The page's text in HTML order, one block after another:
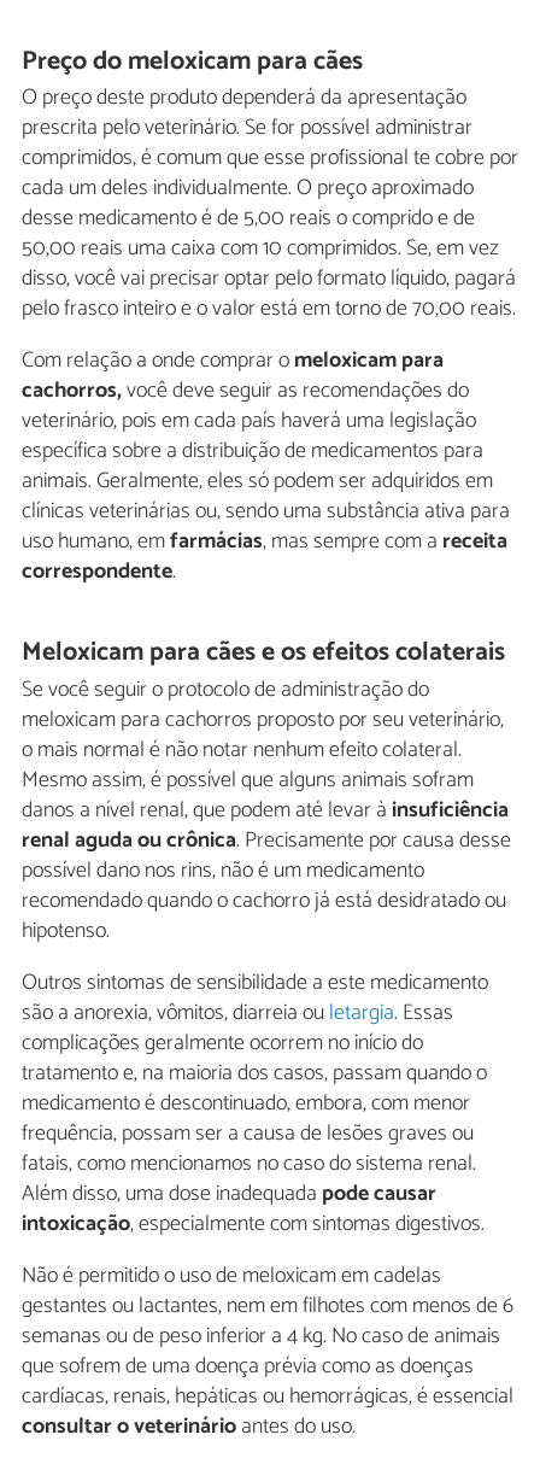
Preço do meloxicam para cães
O preço deste produto dependerá da apresentação
prescrita pelo veterinário. Se for possível administrar
comprimidos, é comum que esse profissional te cobre por
cada um deles individualmente. O preço aproximado
desse medicamento é de 5,00 reais o comprido e de
50,00 reais uma caixa com 10 comprimidos. Se, em vez
disso, você vai precisar optar pelo formato líquido, pagará
pelo frasco inteiro e o valor está em torno de 70,00 reais.
Com relação a onde comprar omeloxicam para
cachorros,você deve seguir as recomendações do
veterinário, pois em cada país haverá uma legislação
específica sobre a distribuição de medicamentos para
animais. Geralmente, eles só podem ser adquiridos em
clínicas veterinárias ou, sendo uma substância ativa para
uso humano, emfarmácias, mas sempre com a receita
correspondente.
Meloxicam para cães e os efeitos colaterais
Se você seguir o protocolo de administração do
meloxicam para cachorros proposto por seu veterinário,
o mais normal é não notar nenhum efeito colateral.
Mesmo assim, é possível que alguns animais sofram
danos a nível renal, que podem até levar à insuficiência
renal aguda ou crônica. Precisamente por causa desse
possível dano nos rins, não é um medicamento
recomendado quando o cachorro já está desidratado ou
hipotenso.
Outros sintomas de sensibilidade a este medicamento
são a anorexia, vômitos, diarreia ouletargia. Essas
complicações geralmente ocorrem no início do
tratamento e, na maioria dos casos, passam quando o
medicamento é descontinuado, embora, com menor
frequência, possam ser a causa de lesões graves ou
fatais, como mencionamos no caso do sistema renal.
Além disso, uma dose inadequada pode causar
intoxicação, especialmente com sintomas digestivos.
Não é permitido o uso de meloxicam em cadelas
gestantes ou lactantes, nem em filhotes com menos de 6
semanas ou de peso inferior a 4 kg. No caso de animais
que sofrem de uma doença prévia como as doenças
cardíacas, renais, hepáticas ou hemorrágicas, é essencial
consultar o veterinárioantes do uso.